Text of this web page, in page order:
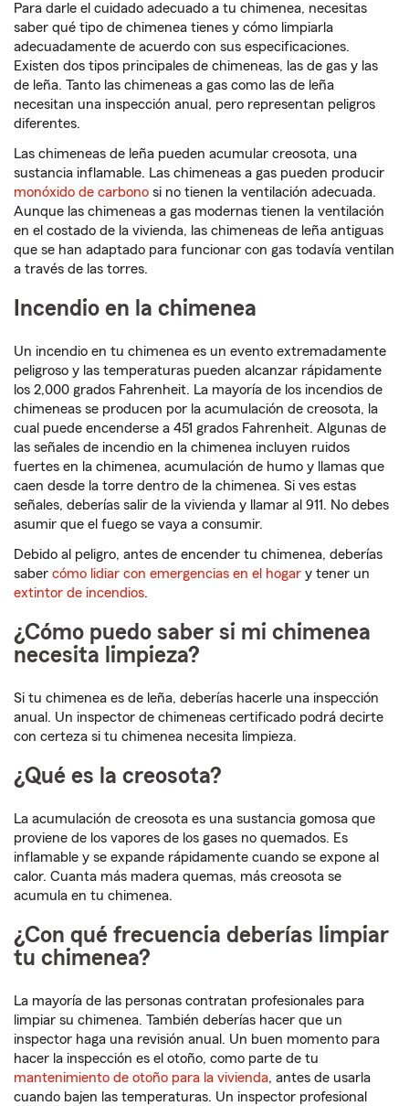
Para darle el cuidado adecuado a tu chimenea, necesitas
saber qué tipo de chimenea tienes y cómo limpiarla
adecuadamente de acuerdo con sus especificaciones.
Existen dos tipos principales de chimeneas, las de gas y las
de leña. Tanto las chimeneas a gas como las de leña
necesitan una inspección anual, pero representan peligros
diferentes.
Las chimeneas de leña pueden acumular creosota, una
sustancia inflamable. Las chimeneas a gas pueden producir
monóxido de carbono si no tienen la ventilación adecuada.
Aunque las chimeneas a gas modernas tienen la ventilación
en el costado de la vivienda, las chimeneas de leña antiguas
que se han adaptado para funcionar con gas todavía ventilan
a través de las torres.
Incendio en la chimenea
Un incendio en tu chimenea es un evento extremadamente
peligroso y las temperaturas pueden alcanzar rápidamente
los 2,000 grados Fahrenheit. La mayoría de los incendios de
chimeneas se producen por la acumulación de creosota, la
cual puede encenderse a 451 grados Fahrenheit. Algunas de
las señales de incendio en la chimenea incluyen ruidos
fuertes en la chimenea, acumulación de humo y llamas que
caen desde la torre dentro de la chimenea. Si ves estas
señales, deberías salir de la vivienda y llamar al 911. No debes
asumir que el fuego se vaya a consumir.
Debido al peligro, antes de encender tu chimenea, deberías
saber cómo lidiar con emergencias en el hogar y tener un
extintor de incendios.
¿Cómo puedo saber si mi chimenea
necesita limpieza?
Si tu chimenea es de leña, deberías hacerle una inspección
anual. Un inspector de chimeneas certificado podrá decirte
con certeza si tu chimenea necesita limpieza.
¿Qué es la creosota?
La acumulación de creosota es una sustancia gomosa que
proviene de los vapores de los gases no quemados. Es
inflamable y se expande rápidamente cuando se expone al
calor. Cuanta más madera quemas, más creosota se
acumula en tu chimenea.
¿Con qué frecuencia deberías limpiar
tu chimenea?
La mayoría de las personas contratan profesionales para
limpiar su chimenea. También deberías hacer que un
inspector haga una revisión anual. Un buen momento para
hacer la inspección es el otoño, como parte de tu
mantenimiento de otoño para la vivienda, antes de usarla
cuando bajen las temperaturas. Un inspector profesional